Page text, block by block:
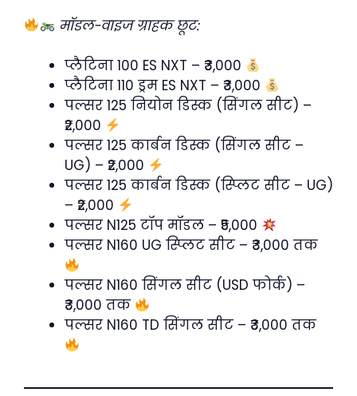
मॉडल-वाइज ग्राहक छूट:
प्लैटिना 100 ES NXT – ₹3,000
प्लैटिना 110 ड्रम ES NXT – ₹3,000
पल्सर 125 नियोन डिस्क (सिंगल सीट) –
₹2,000
पल्सर 125 कार्बन डिस्क (सिंगल सीट –
UG) – ₹2,000
पल्सर 125 कार्बन डिस्क (स्प्लिट सीट – UG)
– ₹2,000
पल्सर N125 टॉप मॉडल – ₹5,000
पल्सर N160 UG स्प्लिट सीट – ₹3,000 तक
पल्सर N160 सिंगल सीट (USD फोर्क) –
₹3,000 तक
पल्सर N160 TD सिंगल सीट – ₹3,000 तक